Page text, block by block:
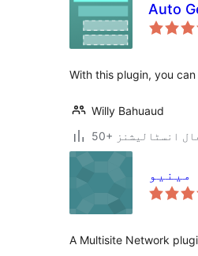
Auto
With this plugin, you
Willy Bahuaud
فعال انسٹالیشنز
مینیو
A Multisite Network